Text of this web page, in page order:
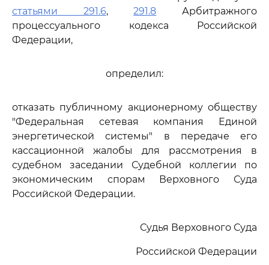
статьями 291.6,291.8 Арбитражного
процессуального кодекса Российской
Федерации,
определил:
отказать публичному акционерному обществу
"Федеральная сетевая компания Единой
энергетической системы" в передаче его
кассационной жалобы для рассмотрения в
судебном заседании Судебной коллегии по
экономическим спорам Верховного Суда
Российской Федерации.
Судья Верховного Суда
Российской Федерации